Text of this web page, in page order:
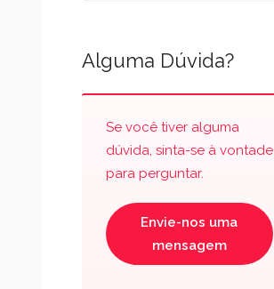
Alguma Dúvida?
Se você tiver alguma
dúvida, sinta-se à vontade
para perguntar.
Envie-nos uma
mensagem